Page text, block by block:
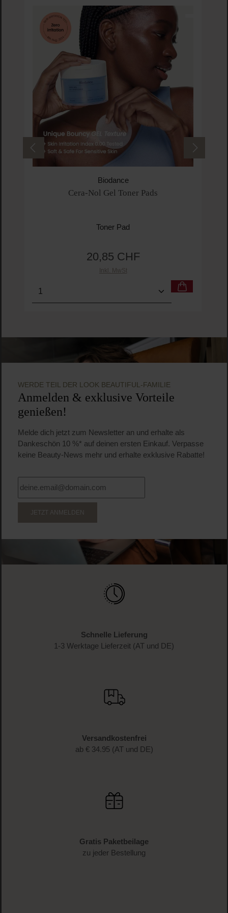
Biodance
Cera-Nol Gel Toner Pads
Toner Pad
Regulärer Preis:
20,85 CHF
Inkl. MwSt
Produkt Anzahl: Gib den gewünschten Wert
WERDE TEIL DER LOOK BEAUTIFUL-FAMILIE
Anmelden & exklusive Vorteile
genießen!
Melde dich jetzt zum Newsletter an und erhalte als
Dankeschön 10 %* auf deinen ersten Einkauf. Verpasse
keine Beauty-News mehr und erhalte exklusive Rabatte!
JETZT ANMELDEN
Schnelle Lieferung
1-3 Werktage Lieferzeit (AT und DE)
Versandkostenfrei
ab € 34.95 (AT und DE)
Gratis Paketbeilage
zu jeder Bestellung